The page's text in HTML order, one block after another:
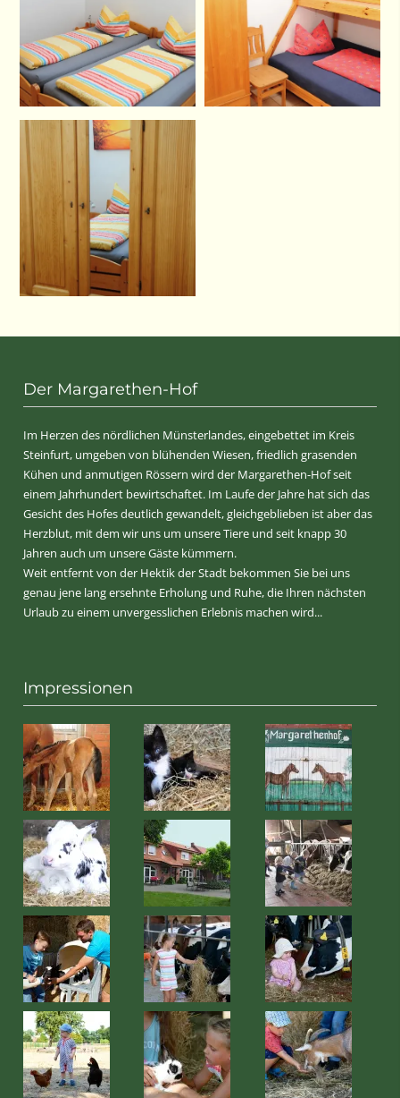
Der Margarethen-Hof
Im Herzen des nördlichen Münsterlandes, eingebettet im Kreis
Steinfurt, umgeben von blühenden Wiesen, friedlich grasenden
Kühen und anmutigen Rössern wird der Margarethen-Hof seit
einem Jahrhundert bewirtschaftet. Im Laufe der Jahre hat sich das
Gesicht des Hofes deutlich gewandelt, gleichgeblieben ist aber das
Herzblut, mit dem wir uns um unsere Tiere und seit knapp 30
Jahren auch um unsere Gäste kümmern.
Weit entfernt von der Hektik der Stadt bekommen Sie bei uns
genau jene lang ersehnte Erholung und Ruhe, die Ihren nächsten
Urlaub zu einem unvergesslichen Erlebnis machen wird...
Impressionen